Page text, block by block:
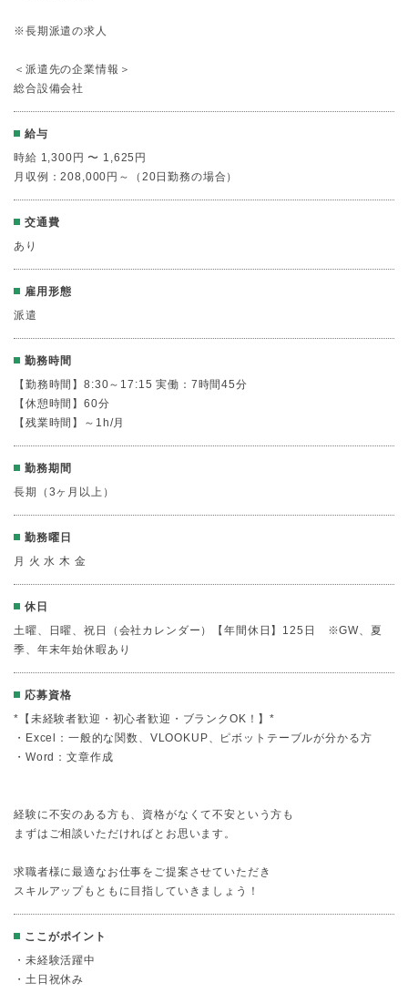
※長期派遣の求人
＜派遣先の企業情報＞
総合設備会社
給与
時給 1,300円 〜 1,625円
月収例：208,000円～（20日勤務の場合）
交通費
あり
雇用形態
派遣
勤務時間
【勤務時間】8:30～17:15 実働：7時間45分
【休憩時間】60分
【残業時間】～1h/月
勤務期間
長期（3ヶ月以上）
勤務曜日
月 火 水 木 金
休日
土曜、日曜、祝日（会社カレンダー）【年間休日】125日 ※GW、夏
季、年末年始休暇あり
応募資格
*【未経験者歓迎・初心者歓迎・ブランクOK！】*
・Excel：一般的な関数、VLOOKUP、ピボットテーブルが分かる方
・Word：文章作成
経験に不安のある方も、資格がなくて不安という方も
まずはご相談いただければとお思います。
求職者様に最適なお仕事をご提案させていただき
スキルアップもともに目指していきましょう！
ここがポイント
・未経験活躍中
・土日祝休み